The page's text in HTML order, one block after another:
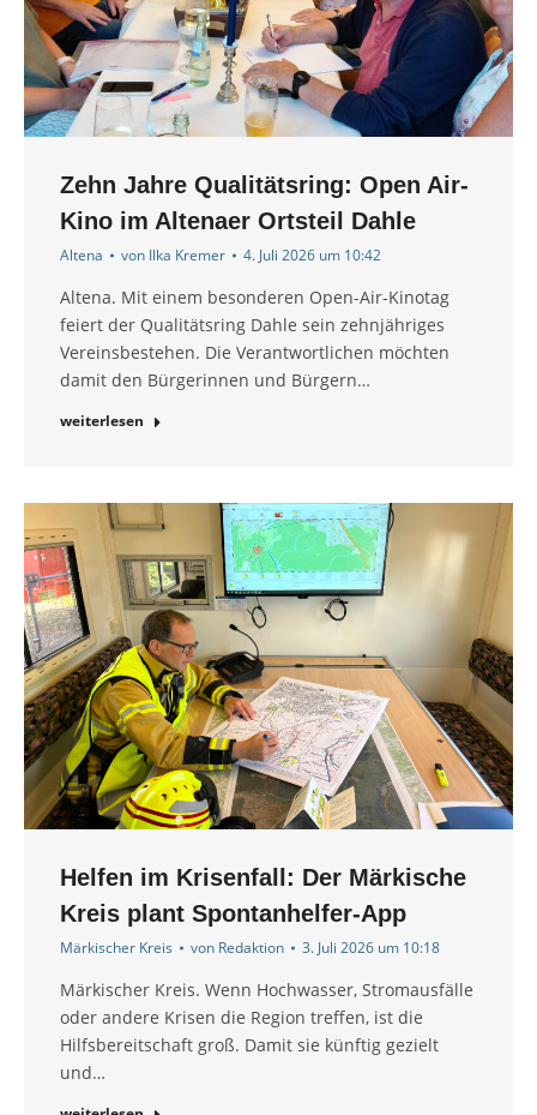
Zehn Jahre Qualitätsring: Open Air-
Kino im Altenaer Ortsteil Dahle
Altena von Ilka Kremer 4. Juli 2026 um 10:42
Altena. Mit einem besonderen Open-Air-Kinotag
feiert der Qualitätsring Dahle sein zehnjähriges
Vereinsbestehen. Die Verantwortlichen möchten
damit den Bürgerinnen und Bürgern…
weiterlesen
Helfen im Krisenfall: Der Märkische
Kreis plant Spontanhelfer-App
Märkischer Kreis von Redaktion 3. Juli 2026 um 10:18
Märkischer Kreis. Wenn Hochwasser, Stromausfälle
oder andere Krisen die Region treffen, ist die
Hilfsbereitschaft groß. Damit sie künftig gezielt
und…